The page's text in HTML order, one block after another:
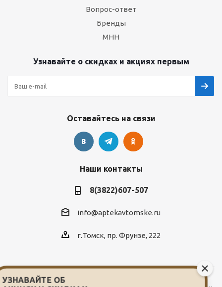
Вопрос-ответ
Бренды
МНН
Узнавайте о скидках и акциях первым
Оставайтесь на связи
Наши контакты
8(3822)607-507
info@aptekavtomske.ru
г.Томск, пр. Фрунзе, 222
УЗНАВАЙТЕ ОБ